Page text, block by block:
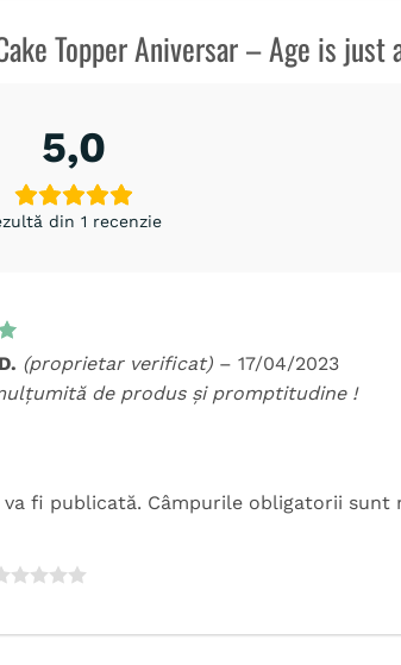
Topper Aniversar – Age is just
5,0
din 1 recenzie
(proprietar verificat) – 17/04/2023
de produs și promptitudine !
va fi publicată. Câmpurile obligatorii sunt